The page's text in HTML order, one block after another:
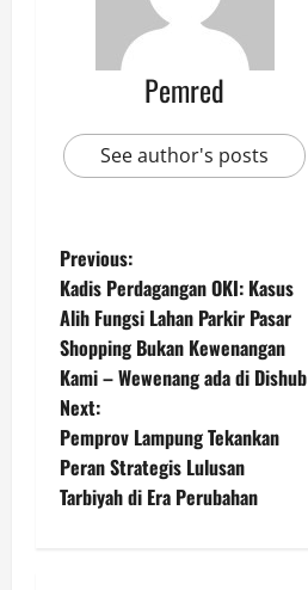
Pemred
See author's posts
P
o
s
t
n
a
Previous:
Kadis Perdagangan OKI: Kasus
Alih Fungsi Lahan Parkir Pasar
Shopping Bukan Kewenangan
Kami – Wewenang ada di Dishub
Next:
Pemprov Lampung Tekankan
Peran Strategis Lulusan
Tarbiyah di Era Perubahan